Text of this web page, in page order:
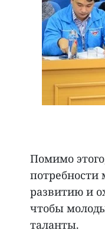
Помимо
потребности
развитию и
чтобы
таланты.